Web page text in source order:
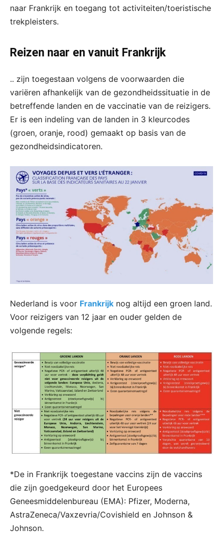
naar Frankrijk en toegang tot activiteiten/toeristische
trekpleisters.
Reizen naar en vanuit Frankrijk
.. zijn toegestaan volgens de voorwaarden die
variëren afhankelijk van de gezondheidssituatie in de
betreffende landen en de vaccinatie van de reizigers.
Er is een indeling van de landen in 3 kleurcodes
(groen, oranje, rood) gemaakt op basis van de
gezondheidsindicatoren.
Nederland is voor Frankrijk nog altijd een groen land.
Voor reizigers van 12 jaar en ouder gelden de
volgende regels:
*De in Frankrijk toegestane vaccins zijn de vaccins
die zijn goedgekeurd door het Europees
Geneesmiddelenbureau (EMA): Pfizer, Moderna,
AstraZeneca/Vaxzevria/Covishield en Johnson &
Johnson.